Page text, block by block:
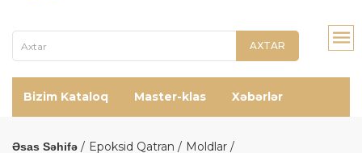
AXTAR
Bizim Kataloq Master-klas Xəbərlər
Əsas Səhifə Epoksid Qatran
Moldlar